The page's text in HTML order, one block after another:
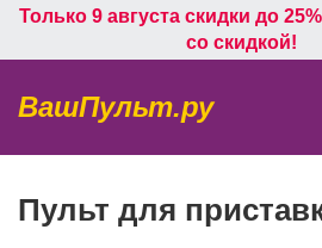
Только 9 августа скидки до
со скидкой!
ВашПульт.ру
Пульт для